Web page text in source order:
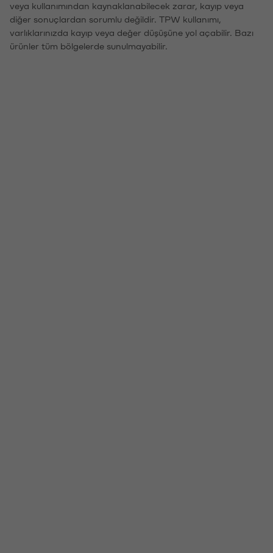
veya kullanımından kaynaklanabilecek zarar, kayıp veya
diğer sonuçlardan sorumlu değildir. TPW kullanımı,
varlıklarınızda kayıp veya değer düşüşüne yol açabilir. Bazı
ürünler tüm bölgelerde sunulmayabilir.